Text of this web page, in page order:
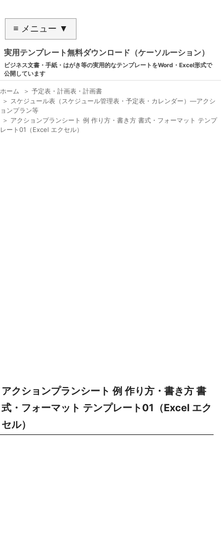
≡ メニュー ▼
実用テンプレート無料ダウンロード（ケーソルーション）
ビジネス文書・手紙・はがき等の実用的なテンプレートをWord・Excel形式で
公開しています
ホーム ＞ 予定表・計画表・計画書
＞ スケジュール表（スケジュール管理表・予定表・カレンダー）―アクシ
ョンプラン等
＞ アクションプランシート 例 作り方・書き方 書式・フォーマット テンプ
レート01（Excel エクセル）
アクションプランシート 例 作り方・書き方 書
式・フォーマット テンプレート01（Excel エク
セル）